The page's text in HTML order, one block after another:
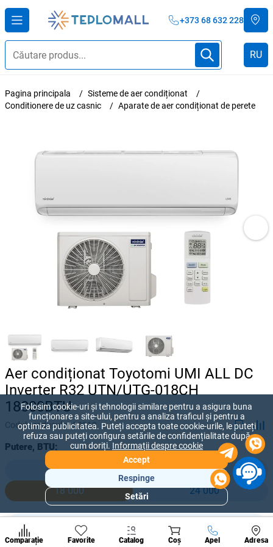
+373 68 632 228
RU
Pagina principala
Sisteme de aer condiționat
Conditionere de uz casnic
Aparate de aer condiționat de perete
Aer condiționat Toyotomi UMI ALL DC
Inverter R32 UTN/UTG-018CH
18000BTU
Codul produsului:28212
Putere, BTU:
9 000
12 000
18 000
24 000
24 480 lei
20 400 lei +
Comparație Favorite Catalog Coș Apel Adresa
A suna
populare
de
Folosim cookie-uri și tehnologii similare pentru a asigura buna
funcționare a site-ului, pentru a analiza traficul și pentru a
optimiza publicitatea. Puteți accepta toate cookie-urile, le puteți
refuza sau puteți configura setările de confidențialitate după
cum doriți. Informații despre cookie
Accept
Respinge
Setări